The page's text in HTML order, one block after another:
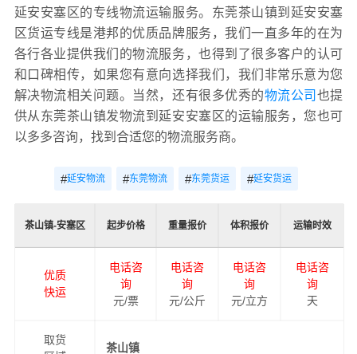
延安安塞区的专线物流运输服务。东莞茶山镇到延安安塞
区货运专线是港邦的优质品牌服务，我们一直多年的在为
各行各业提供我们的物流服务，也得到了很多客户的认可
和口碑相传，如果您有意向选择我们，我们非常乐意为您
解决物流相关问题。当然，还有很多优秀的物流公司 也提
供从东莞茶山镇发物流到延安安塞区的运输服务，您也可
以多多咨询，找到合适您的物流服务商。
#延安物流 #东莞物流 #东莞货运 #延安货运
茶山镇-安塞区 起步价格 重量报价 体积报价 运输时效
优质
快运
电话咨
询
元/票
电话咨
询
元/公斤
电话咨
询
元/立方
电话咨
询
天
取货
茶山镇